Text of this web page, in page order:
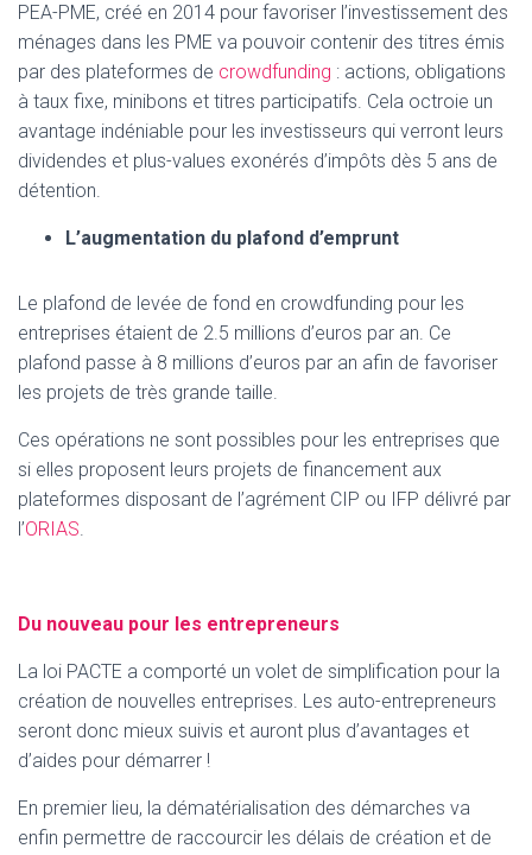
PEA-PME, créé en 2014 pour favoriser l’investissement des
ménages dans les PME va pouvoir contenir des titres émis
par des plateformes de crowdfunding : actions, obligations
à taux fixe, minibons et titres participatifs. Cela octroie un
avantage indéniable pour les investisseurs qui verront leurs
dividendes et plus-values exonérés d’impôts dès 5 ans de
détention.
L’augmentation du plafond d’emprunt
Le plafond de levée de fond en crowdfunding pour les
entreprises étaient de 2.5 millions d’euros par an. Ce
plafond passe à 8 millions d’euros par an afin de favoriser
les projets de très grande taille.
Ces opérations ne sont possibles pour les entreprises que
si elles proposent leurs projets de financement aux
plateformes disposant de l’agrément CIP ou IFP délivré par
l’ORIAS.
Du nouveau pour les entrepreneurs
La loi PACTE a comporté un volet de simplification pour la
création de nouvelles entreprises. Les auto-entrepreneurs
seront donc mieux suivis et auront plus d’avantages et
d’aides pour démarrer !
En premier lieu, la dématérialisation des démarches va
enfin permettre de raccourcir les délais de création et de